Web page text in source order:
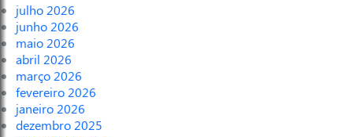
julho 2026
junho 2026
maio 2026
abril 2026
março 2026
fevereiro 2026
janeiro 2026
dezembro 2025